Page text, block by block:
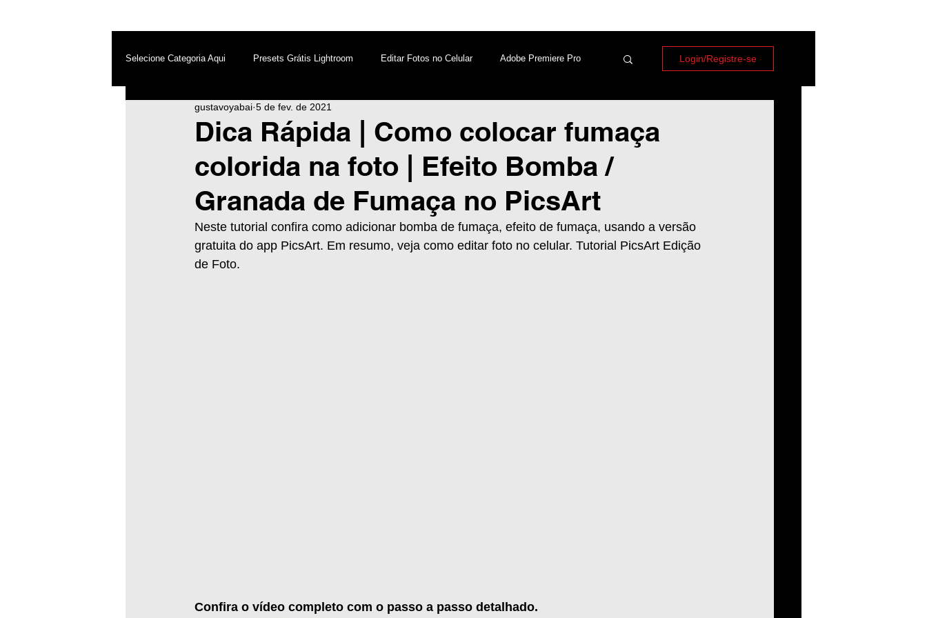
Selecione Categoria Aqui Presets Grátis Lightroom Editar Fotos no Celular Adobe Premiere Pro
After Effects Android Destaques PicsArt
Photoshop Top PicsArt WhatsApp Windows Edição de Vídeos no Celular
Inteligência Artificial
Login/Registre-se
Dica Rápida | Como colocar fumaça
colorida na foto | Efeito Bomba /
Granada de Fumaça no PicsArt
gustavoyabai 5 de fev. de 2021
Neste tutorial confira como adicionar bomba de fumaça, efeito de fumaça, usando a versão
gratuita do app PicsArt. Em resumo, veja como editar foto no celular. Tutorial PicsArt Edição
de Foto.
Confira o vídeo completo com o passo a passo detalhado.